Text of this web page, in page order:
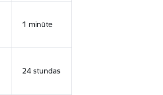
1 minūte
24 stundas